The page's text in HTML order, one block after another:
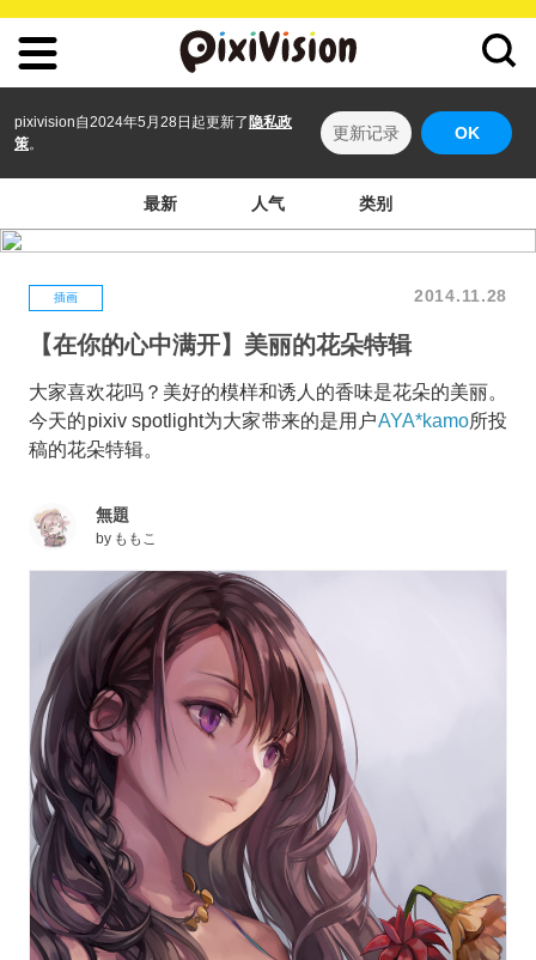
pixivision自2024年5月28日起更新了 隐私政
策。
更新记录 OK
最新 人气 类别
插画 2014.11.28
【在你的心中满开】美丽的花朵特辑
大家喜欢花吗？美好的模样和诱人的香味是花朵的美丽。
今天的pixiv spotlight为大家带来的是用户AYA*kamo所投
稿的花朵特辑。
無題
by ももこ